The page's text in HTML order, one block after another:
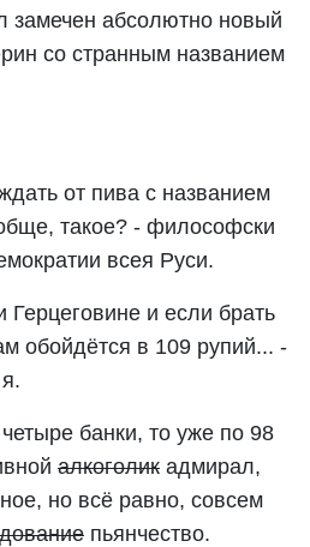
замечен абсолютно новый
со странным названием
от пива с названием
такое? - философски
всея Руси.
и если брать
обойдётся в 109 рупий... -
банки, то уже по 98
алкоголик адмирал,
но всё равно, совсем
пьянчество.